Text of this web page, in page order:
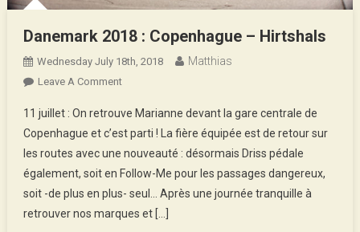
Danemark 2018 : Copenhague – Hirtshals
Wednesday July 18th, 2018 Matthias
Leave A CommentOn
2018
:
Copenhague
–
Hirtshals
11 juillet : On retrouve Marianne devant la gare centrale de
Copenhague et c’est parti ! La fière équipée est de retour sur
les routes avec une nouveauté : désormais Driss pédale
également, soit en Follow-Me pour les passages dangereux,
soit -de plus en plus- seul… Après une journée tranquille à
retrouver nos marques et […]